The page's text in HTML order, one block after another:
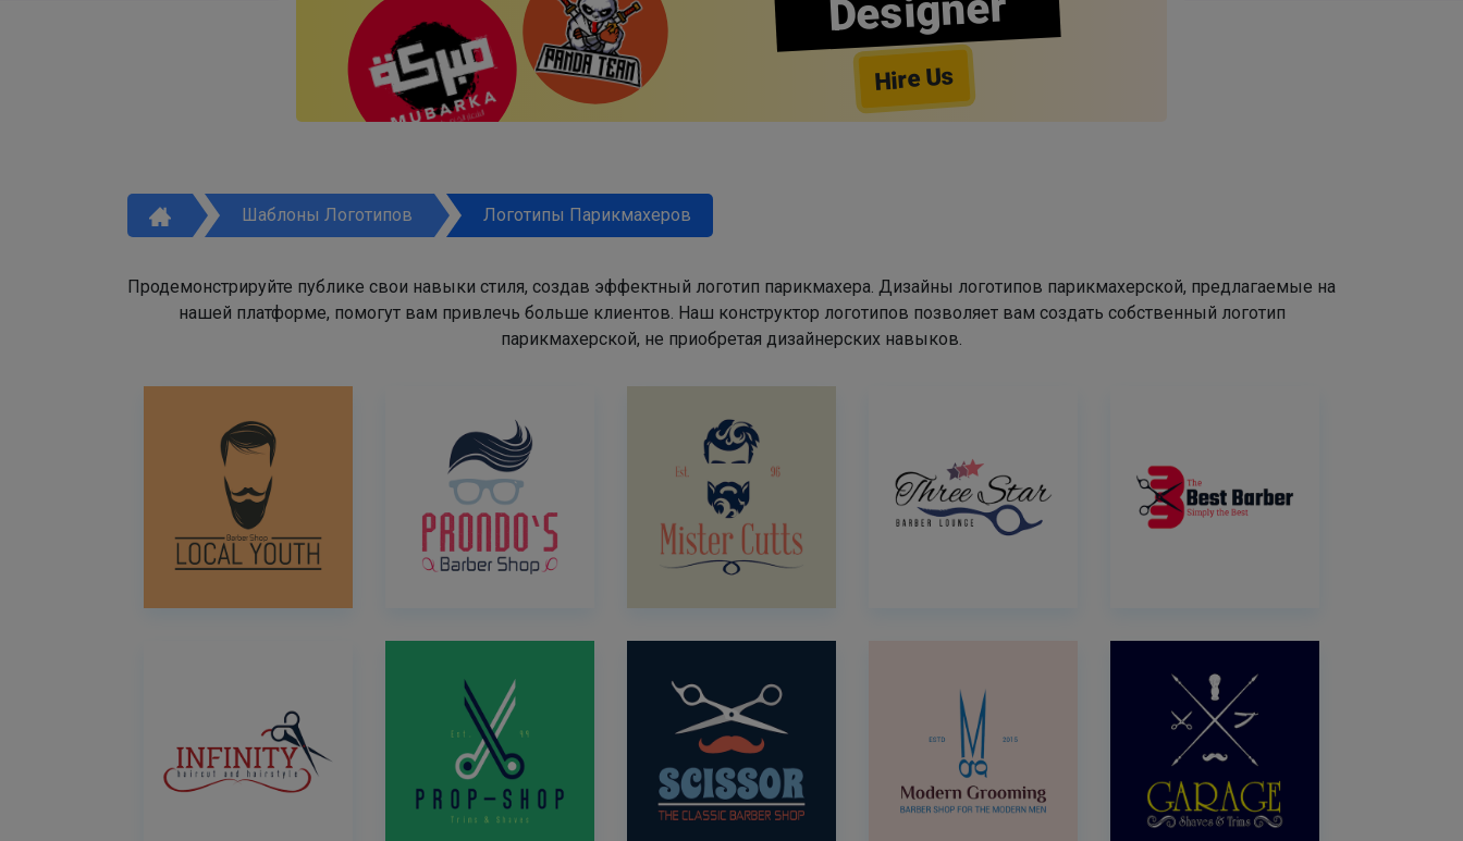
Hire Us
Шаблоны Логотипов Логотипы Парикмахеров
Продемонстрируйте публике свои навыки стиля, создав эффектный логотип парикмахера. Дизайны логотипов парикмахерской, предлагаемые на
нашей платформе, помогут вам привлечь больше клиентов. Наш конструктор логотипов позволяет вам создать собственный логотип
парикмахерской, не приобретая дизайнерских навыков.